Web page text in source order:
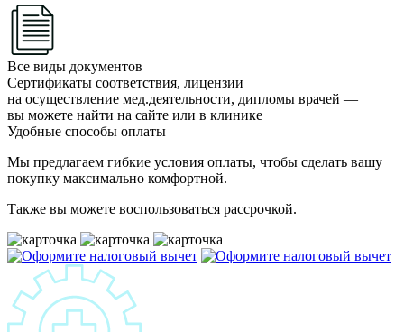
Все виды документов
Сертификаты соответствия, лицензии
на осуществление мед.деятельности, дипломы врачей —
вы можете найти на сайте или в клинике
Удобные способы оплаты
Мы предлагаем гибкие условия оплаты, чтобы сделать вашу
покупку максимально комфортной.
Также вы можете воспользоваться рассрочкой.